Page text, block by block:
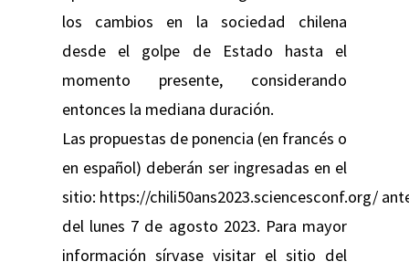
los cambios en la sociedad chilena
desde el golpe de Estado hasta el
momento presente, considerando
entonces la mediana duración.
Las propuestas de ponencia (en francés o
en español) deberán ser ingresadas en el
sitio: https://chili50ans2023.sciencesconf.org/
del lunes 7 de agosto 2023. Para mayor
información sírvase visitar el sitio del